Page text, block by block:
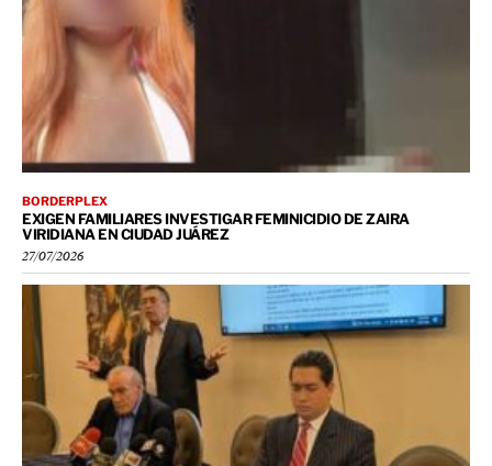
BORDERPLEX
EXIGEN FAMILIARES INVESTIGAR FEMINICIDIO DE ZAIRA
VIRIDIANA EN CIUDAD JUÁREZ
27/07/2026